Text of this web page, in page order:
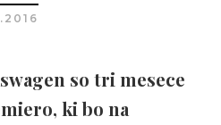
so tri mesece
ki bo na